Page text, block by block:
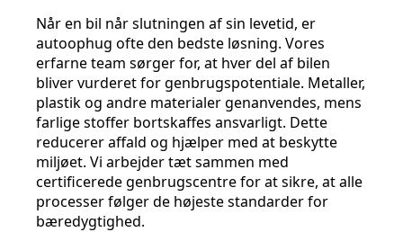
Når en bil når slutningen af sin levetid, er
autoophug ofte den bedste løsning. Vores
erfarne team sørger for, at hver del af bilen
bliver vurderet for genbrugspotentiale. Metaller,
plastik og andre materialer genanvendes, mens
farlige stoffer bortskaffes ansvarligt. Dette
reducerer affald og hjælper med at beskytte
miljøet. Vi arbejder tæt sammen med
certificerede genbrugscentre for at sikre, at alle
processer følger de højeste standarder for
bæredygtighed.